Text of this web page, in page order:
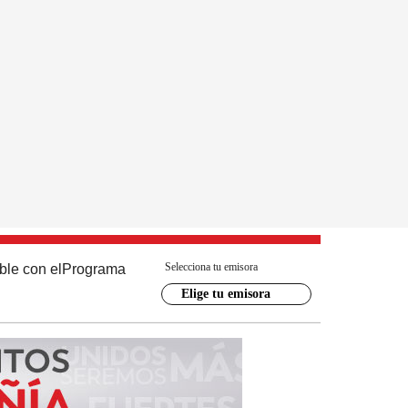
con el Programa Selecciona tu emisora
Elige tu emisora